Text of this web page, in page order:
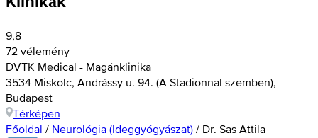
9,8
72 vélemény
DVTK Medical - Magánklinika
3534 Miskolc, Andrássy u. 94. (A Stadionnal szemben),
Budapest
Térképen
Főoldal / Neurológia (Ideggyógyászat) / Dr. Sas Attila